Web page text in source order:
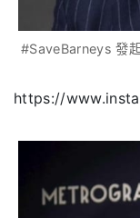
#SaveBarneys 發
https://